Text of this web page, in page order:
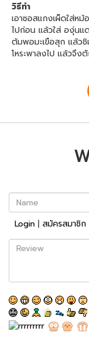
วิธีทำ
เอาซอสแกงเผ็ดใส่ห
ไปก่อน แล้วใส่ องุ่นแด
ต้มพอมะเขือสุก แล้ว
โหระพาลงไป แล้วจึง
Name
Login | สมัครสมาชิก
Review